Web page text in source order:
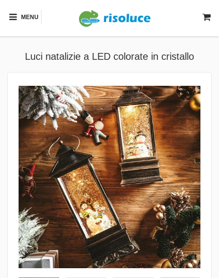
MENU
Luci natalizie a LED colorate in cristallo